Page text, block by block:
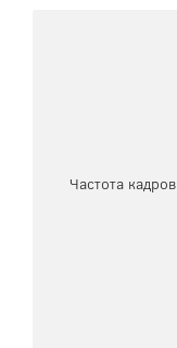
Частота кадров